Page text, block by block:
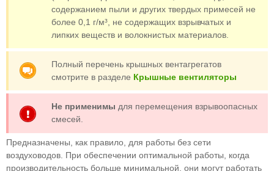
содержанием пыли и других твердых примесей не
более 0,1 г/м³, не содержащих взрывчатых и
липких веществ и волокнистых материалов.
Полный перечень крышных вентагрегатов
смотрите в разделе Крышные вентиляторы
Не применимы для перемещения взрывоопасных
смесей.
Предназначены, как правило, для работы без сети
воздуховодов. При обеспечении оптимальной работы, когда
производительность больше минимальной, они могут работать